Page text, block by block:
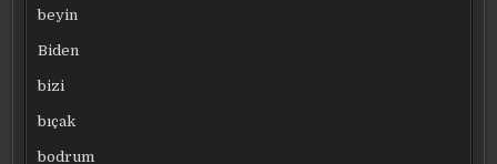
beyin
Biden
bizi
bıçak
bodrum